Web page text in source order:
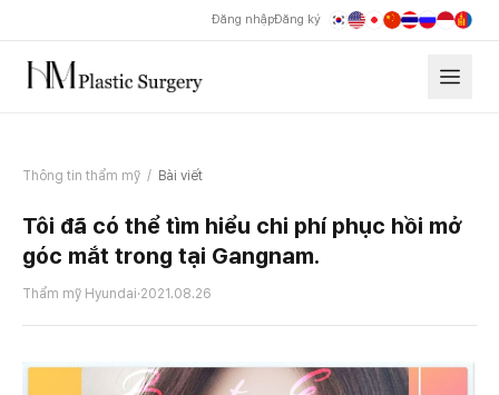
Đăng nhậpĐăng ký
Thông tin thẩm mỹ / Bài viết
Tôi đã có thể tìm hiểu chi phí phục hồi mở
góc mắt trong tại Gangnam.
Thẩm mỹ Hyundai·2021.08.26